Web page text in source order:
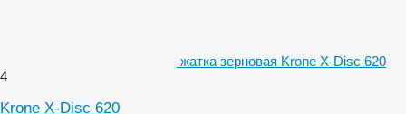
жатка зерновая Krone X-Disc 620
4
Krone X-Disc 620